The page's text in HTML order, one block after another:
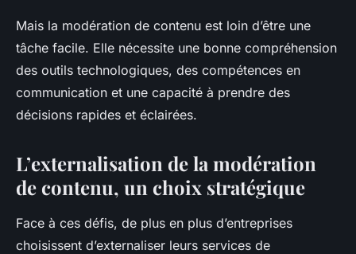
Mais la modération de contenu est loin d’être une
tâche facile. Elle nécessite une bonne compréhension
des outils technologiques, des compétences en
communication et une capacité à prendre des
décisions rapides et éclairées.
L’externalisation de la modération
de contenu, un choix stratégique
Face à ces défis, de plus en plus d’entreprises
choisissent d’externaliser leurs services de